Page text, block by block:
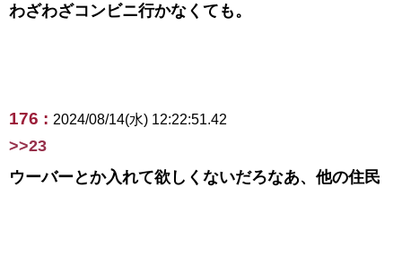
わざわざコンビニ行かなくても。
176 : 2024/08/14(水) 12:22:51.42
>>23
ウーバーとか入れて欲しくないだろなあ、他の住民